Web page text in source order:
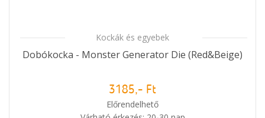
Kockák és egyebek
Dobókocka - Monster Generator Die (Red&Beige)
3185,- Ft
Előrendelhető